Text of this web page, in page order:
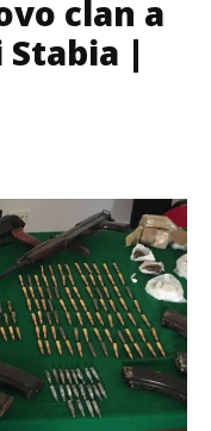
clan a
|